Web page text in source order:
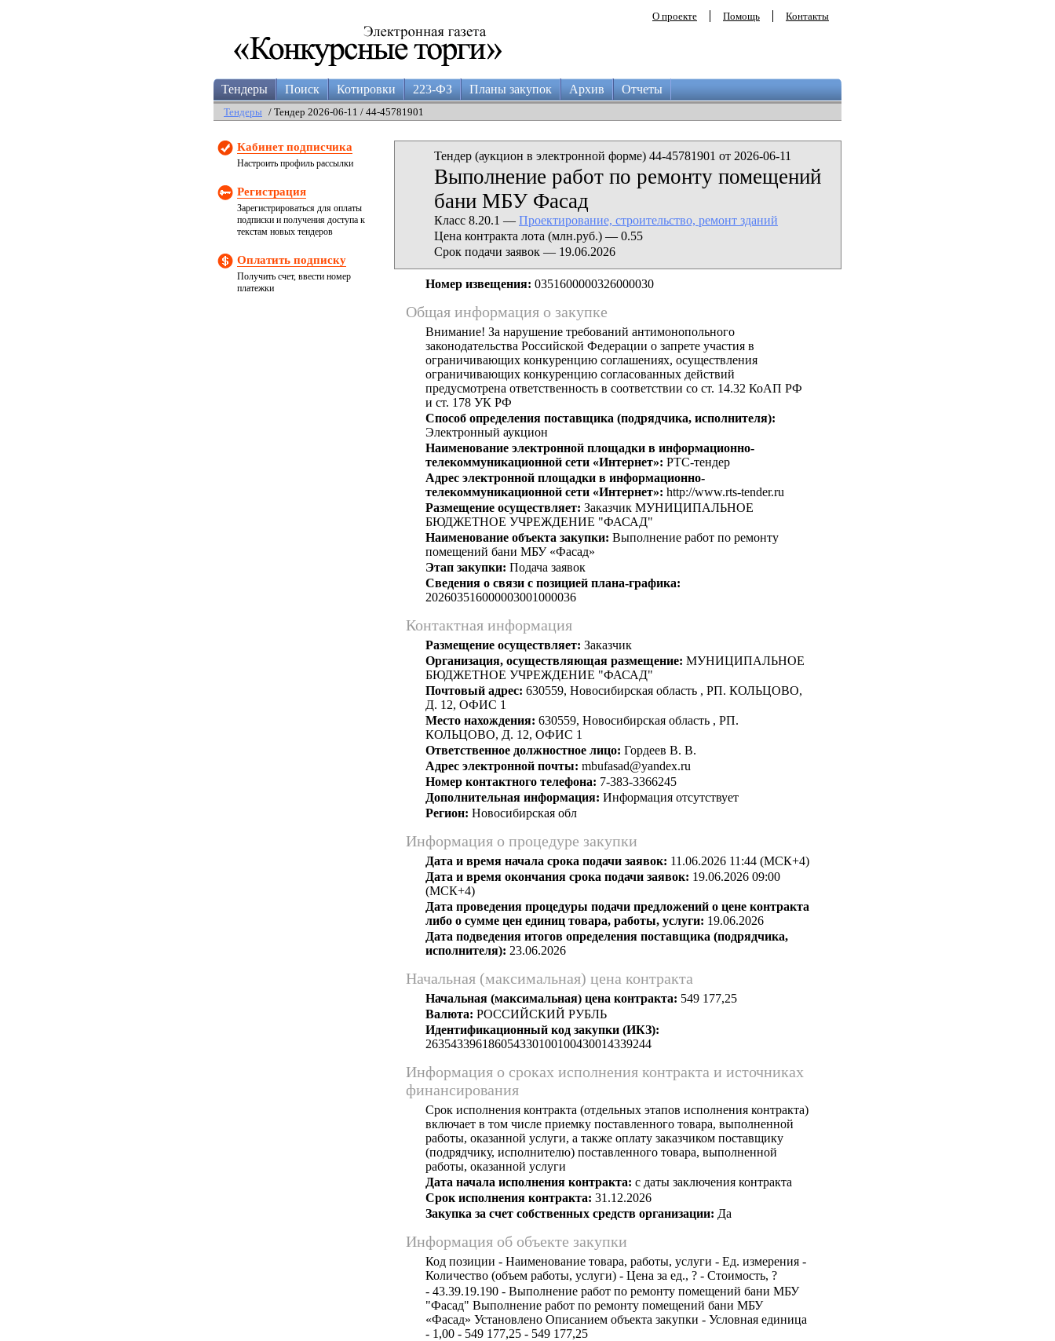
О проекте Помощь Контакты
Тендеры Поиск Котировки 223-ФЗ Планы закупок Архив Отчеты
Тендеры / Тендер 2026-06-11 / 44-45781901
Кабинет подписчика
Настроить профиль рассылки
Регистрация
Зарегистрироваться для оплаты
подписки и получения доступа к
текстам новых тендеров
Оплатить подписку
Получить счет, ввести номер
платежки
Тендер (аукцион в электронной форме) 44-45781901 от 2026-06-11
Выполнение работ по ремонту помещений
бани МБУ Фасад
Класс 8.20.1 — Проектирование, строительство, ремонт зданий
Цена контракта лота (млн.руб.) — 0.55
Срок подачи заявок — 19.06.2026
Номер извещения: 0351600000326000030
Общая информация о закупке
Внимание! За нарушение требований антимонопольного
законодательства Российской Федерации о запрете участия в
ограничивающих конкуренцию соглашениях, осуществления
ограничивающих конкуренцию согласованных действий
предусмотрена ответственность в соответствии со ст. 14.32 КоАП РФ
и ст. 178 УК РФ
Способ определения поставщика (подрядчика, исполнителя):
Электронный аукцион
Наименование электронной площадки в информационно-
телекоммуникационной сети «Интернет»: РТС-тендер
Адрес электронной площадки в информационно-
телекоммуникационной сети «Интернет»: http://www.rts-tender.ru
Размещение осуществляет: Заказчик МУНИЦИПАЛЬНОЕ
БЮДЖЕТНОЕ УЧРЕЖДЕНИЕ "ФАСАД"
Наименование объекта закупки: Выполнение работ по ремонту
помещений бани МБУ «Фасад»
Этап закупки: Подача заявок
Сведения о связи с позицией плана-графика:
202603516000003001000036
Контактная информация
Размещение осуществляет: Заказчик
Организация, осуществляющая размещение: МУНИЦИПАЛЬНОЕ
БЮДЖЕТНОЕ УЧРЕЖДЕНИЕ "ФАСАД"
Почтовый адрес: 630559, Новосибирская область , РП. КОЛЬЦОВО,
Д. 12, ОФИС 1
Место нахождения: 630559, Новосибирская область , РП.
КОЛЬЦОВО, Д. 12, ОФИС 1
Ответственное должностное лицо: Гордеев В. В.
Адрес электронной почты: mbufasad@yandex.ru
Номер контактного телефона: 7-383-3366245
Дополнительная информация: Информация отсутствует
Регион: Новосибирская обл
Информация о процедуре закупки
Дата и время начала срока подачи заявок: 11.06.2026 11:44 (МСК+4)
Дата и время окончания срока подачи заявок: 19.06.2026 09:00
(МСК+4)
Дата проведения процедуры подачи предложений о цене контракта
либо о сумме цен единиц товара, работы, услуги: 19.06.2026
Дата подведения итогов определения поставщика (подрядчика,
исполнителя): 23.06.2026
Начальная (максимальная) цена контракта
Начальная (максимальная) цена контракта: 549 177,25
Валюта: РОССИЙСКИЙ РУБЛЬ
Идентификационный код закупки (ИКЗ):
263543396186054330100100430014339244
Информация о сроках исполнения контракта и источниках
финансирования
Срок исполнения контракта (отдельных этапов исполнения контракта)
включает в том числе приемку поставленного товара, выполненной
работы, оказанной услуги, а также оплату заказчиком поставщику
(подрядчику, исполнителю) поставленного товара, выполненной
работы, оказанной услуги
Дата начала исполнения контракта: с даты заключения контракта
Срок исполнения контракта: 31.12.2026
Закупка за счет собственных средств организации: Да
Информация об объекте закупки
Код позиции - Наименование товара, работы, услуги - Ед. измерения -
Количество (объем работы, услуги) - Цена за ед., ? - Стоимость, ?
- 43.39.19.190 - Выполнение работ по ремонту помещений бани МБУ
"Фасад" Выполнение работ по ремонту помещений бани МБУ
«Фасад» Установлено Описанием объекта закупки - Условная единица
- 1,00 - 549 177,25 - 549 177,25